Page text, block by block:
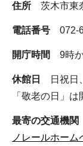
住所 茨木市東
電話番号 072-
開庁時間 9時
休館日
日祝日
「敬老の日」は
最寄の交通機関
ノレールホー